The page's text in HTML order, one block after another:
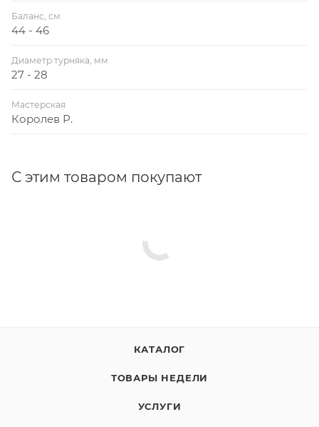
Баланс, см
44 - 46
Диаметр турняка, мм
27 - 28
Мастерская
Королев Р.
С этим товаром покупают
КАТАЛОГ
ТОВАРЫ НЕДЕЛИ
УСЛУГИ